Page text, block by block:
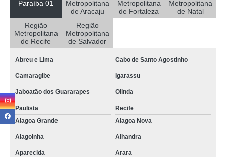
coworking salas comerciais Mamanguape
empresa especializada em coworking sala comercial Sumé
Peixe
cowoking salas comerciais compartilhadas alugar Barra de Santana
coworking salas comericais compartilhadas contato Jaboatão dos
Guararapes
coworking endereço comercial contato Pombal
cowoking salas comerciais compartilhadas contato Simões Filho
Paraíba 01
Metropolitana
de Aracaju
Metropolitana
de Fortaleza
Metropolitana
de Natal
Região
Metropolitana
de Recife
Região
Metropolitana
de Salvador
Abreu e Lima Cabo de Santo Agostinho
Camaragibe Igarassu
Jaboatão dos Guararapes Olinda
Paulista
Recife
Alagoa Grande
Alagoa Nova
Alagoinha Alhandra
Aparecida Arara